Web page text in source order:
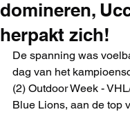
domineren,
herpakt zich!
De spanning was
dag van het
(2) Outdoor Week -
Blue Lions, aan de top